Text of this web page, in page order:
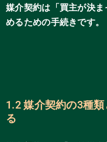
媒介契約は「買主が決
めるための手続きです。
1.2 媒介契約の3種
る